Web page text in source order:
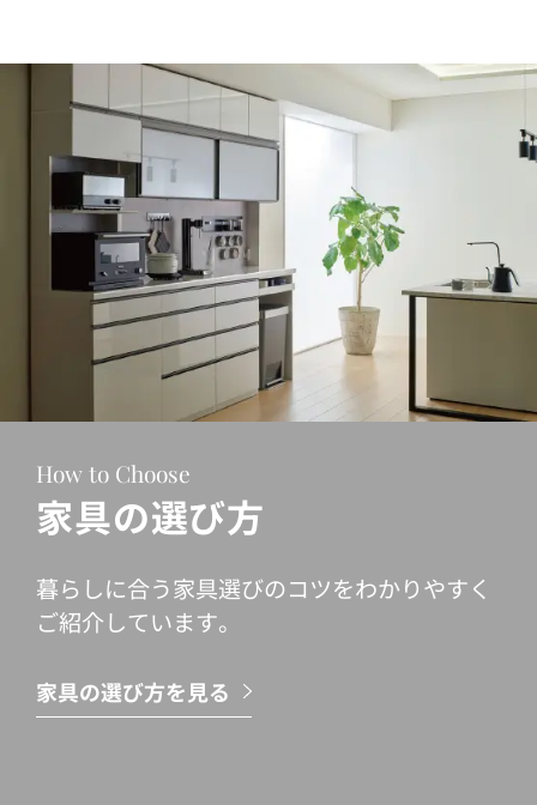
How to Choose
家具の選び方
暮らしに合う家具選びのコツをわかりやすく
ご紹介しています。
家具の選び方を見る